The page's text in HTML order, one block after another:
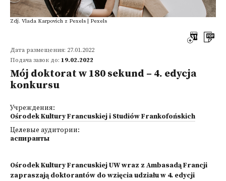
Zdj. Vlada Karpovich z Pexels | Pexels
Дата размещения: 27.01.2022
Подача завок до: 19.02.2022
Mój doktorat w 180 sekund – 4. edycja
konkursu
Учреждения:
Ośrodek Kultury Francuskiej i Studiów Frankofońskich
Целевые аудитории:
аспиранты
Ośrodek Kultury Francuskiej UW wraz z Ambasadą Francji
zapraszają doktorantów do wzięcia udziału w 4. edycji